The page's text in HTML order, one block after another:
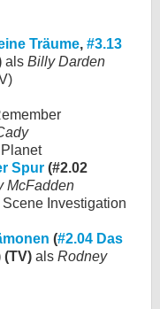
Träume, #3.13
als Billy Darden
Spur (#2.02
McFadden
Investigation
(#2.04 Das
(TV) als Rodney